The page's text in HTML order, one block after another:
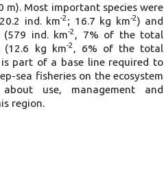
m). Most important species were
ind. km-2 ; 16.7 kg km-2) and
(579 ind. km-2 , 7% of the total
(12.6 kg km-2 , 6% of the total
part of a base line required to
sea fisheries on the ecosystem
use, management and
region.